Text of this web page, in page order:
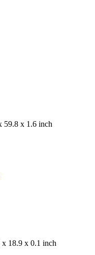
59.8 x 1.6 inch
x 18.9 x 0.1 inch